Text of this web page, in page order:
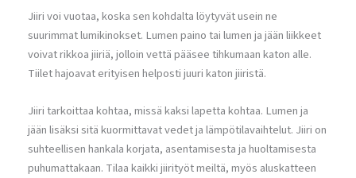
Jiiri voi vuotaa, koska sen kohdalta löytyvät usein ne
suurimmat lumikinokset. Lumen paino tai lumen ja jään liikkeet
voivat rikkoa jiiriä, jolloin vettä pääsee tihkumaan katon alle.
Tiilet hajoavat erityisen helposti juuri katon jiiristä.
Jiiri tarkoittaa kohtaa, missä kaksi lapetta kohtaa. Lumen ja
jään lisäksi sitä kuormittavat vedet ja lämpötilavaihtelut. Jiiri on
suhteellisen hankala korjata, asentamisesta ja huoltamisesta
puhumattakaan. Tilaa kaikki jiirityöt meiltä, myös aluskatteen